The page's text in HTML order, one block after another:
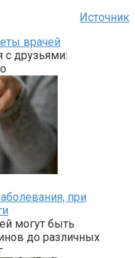
Источник
врачей
с друзьями:
при
могут быть
до различных